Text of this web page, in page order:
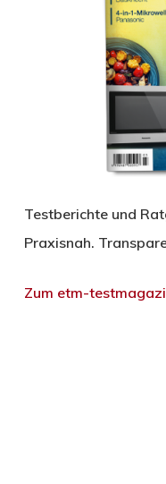
Testberichte und
Praxisnah.
Zum etm-